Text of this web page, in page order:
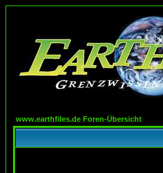
www.earthfiles.de Foren-Übersicht